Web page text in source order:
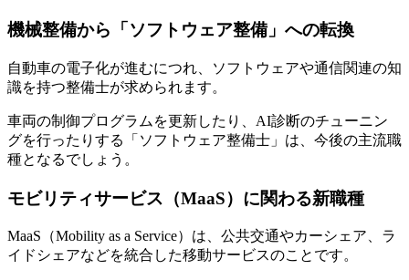
機械整備から「ソフトウェア整備」への転換
自動車の電子化が進むにつれ、ソフトウェアや通信関連の知
識を持つ整備士が求められます。
車両の制御プログラムを更新したり、AI診断のチューニン
グを行ったりする「ソフトウェア整備士」は、今後の主流職
種となるでしょう。
モビリティサービス（MaaS）に関わる新職種
MaaS（Mobility as a Service）は、公共交通やカーシェア、ラ
イドシェアなどを統合した移動サービスのことです。